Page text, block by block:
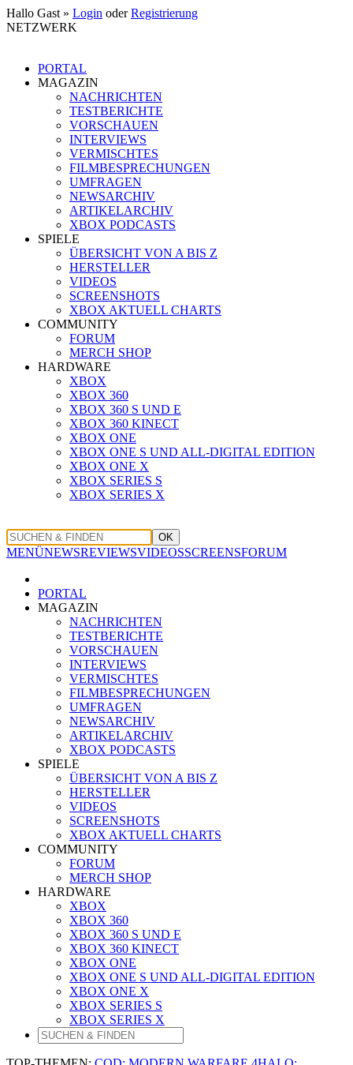
Hallo Gast » Login oderRegistrierung
NETZWERK
PORTAL
MAGAZIN
NACHRICHTEN
TESTBERICHTE
VORSCHAUEN
INTERVIEWS
VERMISCHTES
FILMBESPRECHUNGEN
UMFRAGEN
NEWSARCHIV
ARTIKELARCHIV
XBOX PODCASTS
SPIELE
ÜBERSICHT VON A BIS Z
HERSTELLER
VIDEOS
SCREENSHOTS
XBOX AKTUELL CHARTS
COMMUNITY
FORUM
MERCH SHOP
HARDWARE
XBOX
XBOX 360
XBOX 360 S UND E
XBOX 360 KINECT
XBOX ONE
XBOX ONE S UND ALL-DIGITAL EDITION
XBOX ONE X
XBOX SERIES S
XBOX SERIES X
OK
MENÜNEWSREVIEWSVIDEOSSCREENSFORUM
PORTAL
MAGAZIN
NACHRICHTEN
TESTBERICHTE
VORSCHAUEN
INTERVIEWS
VERMISCHTES
FILMBESPRECHUNGEN
UMFRAGEN
NEWSARCHIV
ARTIKELARCHIV
XBOX PODCASTS
SPIELE
ÜBERSICHT VON A BIS Z
HERSTELLER
VIDEOS
SCREENSHOTS
XBOX AKTUELL CHARTS
COMMUNITY
FORUM
MERCH SHOP
HARDWARE
XBOX
XBOX 360
XBOX 360 S UND E
XBOX 360 KINECT
XBOX ONE
XBOX ONE S UND ALL-DIGITAL EDITION
XBOX ONE X
XBOX SERIES S
XBOX SERIES X